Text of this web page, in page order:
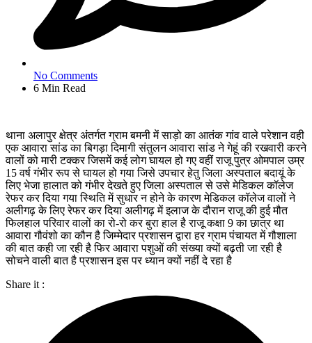
No Comments
6 Min Read
थाना अलापुर क्षेत्र अंतर्गत ग्राम बमनी में साड़ो का आतंक गांव वाले परेशान वही
एक आवारा सांड का बिगड़ा दिमागी संतुलन आवारा सांड ने गेहूं की रखवारी करने
वालों को मारी टक्कर जिसमें कई लोग घायल हो गए वहीं राजू पुत्र ओमपाल उम्र
15 वर्ष गंभीर रूप से घायल हो गया जिसे उपचार हेतु जिला अस्पताल बदायूं के
लिए भेजा हालात को गंभीर देखते हुए जिला अस्पताल से उसे मेडिकल कॉलेज
रेफर कर दिया गया स्थिति में सुधार न होने के कारण मेडिकल कॉलेज वालों ने
अलीगढ़ के लिए रेफर कर दिया अलीगढ़ में इलाज के दौरान राजू की हुई मौत
फिलहाल परिवार वालों का रो-रो कर बुरा हाल है राजू कक्षा 9 का छात्र था
आवारा गौवंशो का कौन है जिम्मेदार प्रशासन द्वारा हर ग्राम पंचायत में गौशाला
की बात कही जा रही है फिर आवारा पशुओं की संख्या क्यों बढ़ती जा रही है
सोचने वाली बात है प्रशासन इस पर ध्यान क्यों नहीं दे रहा है
Share it :